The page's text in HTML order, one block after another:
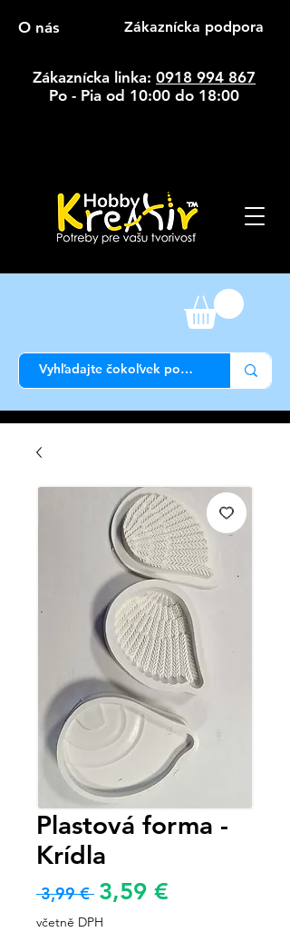
O nás Zákaznícka podpora
Zákaznícka linka: 0918 994 867
Po - Pia od 10:00 do 18:00
Plastová forma -
Krídla
3,99 € Běžná
cena
3,59 €
včetně DPH